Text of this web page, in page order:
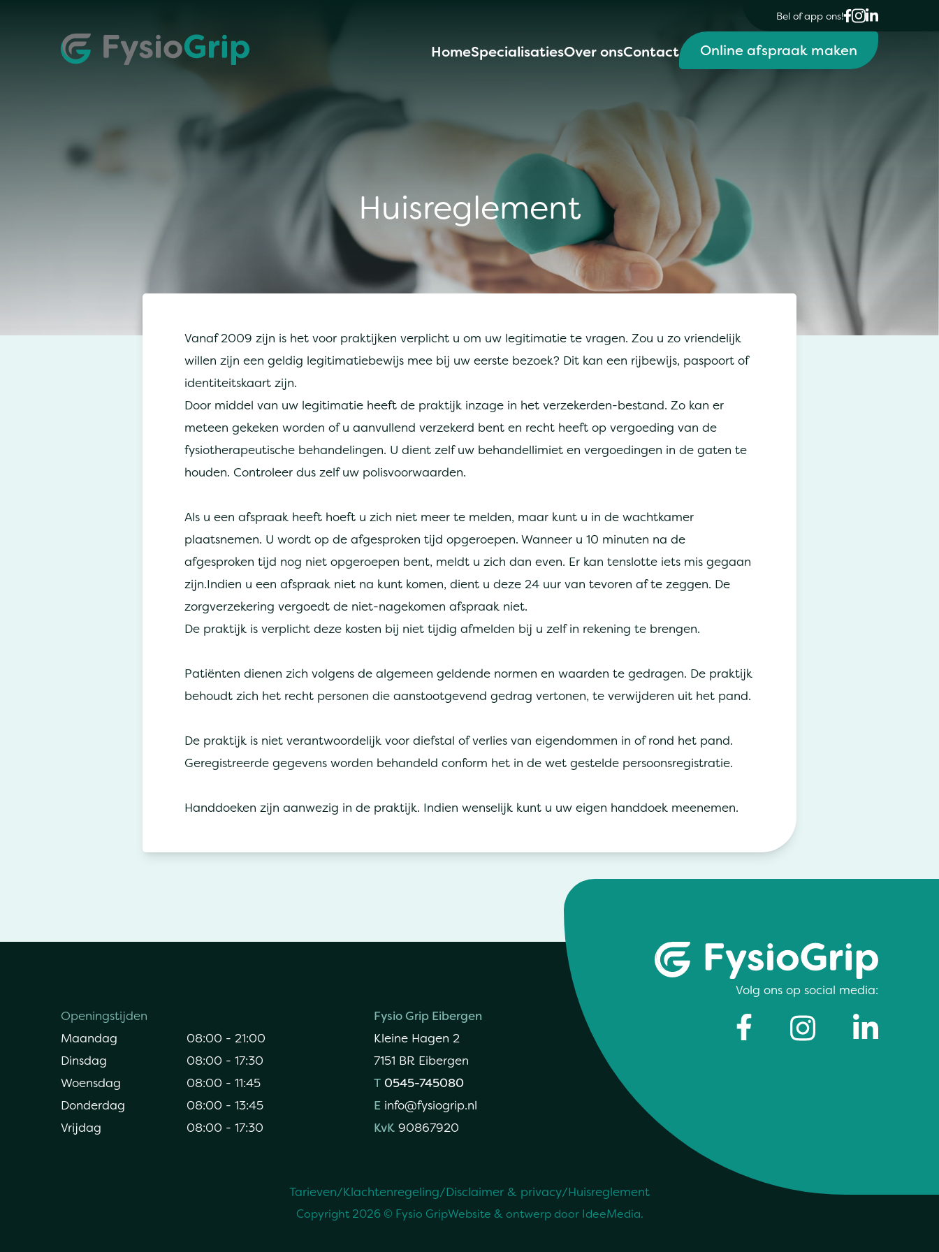
Bel of app ons!
HomeSpecialisatiesOver onsContact Online afspraak maken
Huisreglement
Vanaf 2009 zijn is het voor praktijken verplicht u om uw legitimatie te vragen. Zou u zo vriendelijk
willen zijn een geldig legitimatiebewijs mee bij uw eerste bezoek? Dit kan een rijbewijs, paspoort of
identiteitskaart zijn.
Door middel van uw legitimatie heeft de praktijk inzage in het verzekerden-bestand. Zo kan er
meteen gekeken worden of u aanvullend verzekerd bent en recht heeft op vergoeding van de
fysiotherapeutische behandelingen. U dient zelf uw behandellimiet en vergoedingen in de gaten te
houden. Controleer dus zelf uw polisvoorwaarden.
Als u een afspraak heeft hoeft u zich niet meer te melden, maar kunt u in de wachtkamer
plaatsnemen. U wordt op de afgesproken tijd opgeroepen. Wanneer u 10 minuten na de
afgesproken tijd nog niet opgeroepen bent, meldt u zich dan even. Er kan tenslotte iets mis gegaan
zijn.Indien u een afspraak niet na kunt komen, dient u deze 24 uur van tevoren af te zeggen. De
zorgverzekering vergoedt de niet-nagekomen afspraak niet.
De praktijk is verplicht deze kosten bij niet tijdig afmelden bij u zelf in rekening te brengen.
Patiënten dienen zich volgens de algemeen geldende normen en waarden te gedragen. De praktijk
behoudt zich het recht personen die aanstootgevend gedrag vertonen, te verwijderen uit het pand.
De praktijk is niet verantwoordelijk voor diefstal of verlies van eigendommen in of rond het pand.
Geregistreerde gegevens worden behandeld conform het in de wet gestelde persoonsregistratie.
Handdoeken zijn aanwezig in de praktijk. Indien wenselijk kunt u uw eigen handdoek meenemen.
Openingstijden
Maandag
08:00 - 21:00
Dinsdag
08:00 - 17:30
Woensdag
08:00 - 11:45
Donderdag
08:00 - 13:45
Vrijdag
08:00 - 17:30
Fysio Grip Eibergen
Kleine Hagen 2
7151 BR Eibergen
T 0545-745080
E info@fysiogrip.nl
KvK90867920
Volg ons op social media:
Tarieven/Klachtenregeling/Disclaimer & privacy/Huisreglement
Copyright 2026 © Fysio GripWebsite & ontwerp door IdeeMedia.